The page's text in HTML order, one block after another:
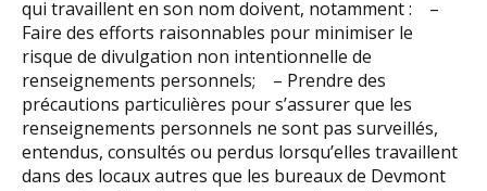
qui travaillent en son nom doivent, notamment : –
Faire des efforts raisonnables pour minimiser le
risque de divulgation non intentionnelle de
renseignements personnels; – Prendre des
précautions particulières pour s’assurer que les
renseignements personnels ne sont pas surveillés,
entendus, consultés ou perdus lorsqu’elles travaillent
dans des locaux autres que les bureaux de Devmont